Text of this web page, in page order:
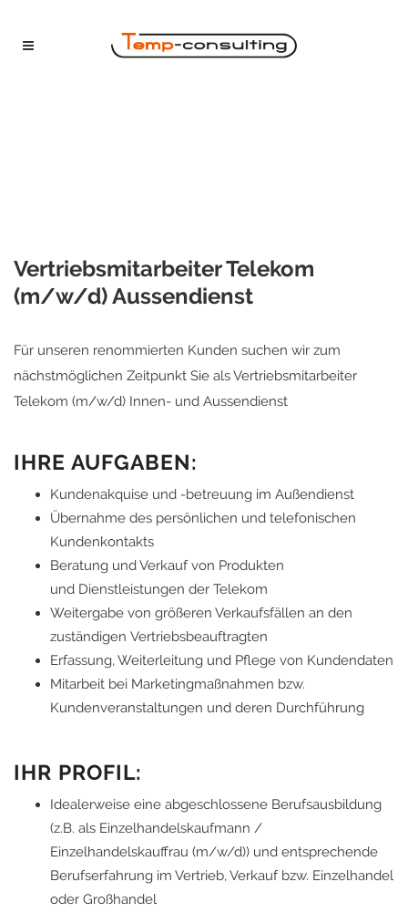
Vertriebsmitarbeiter Telekom
(m/w/d) Aussendienst
Für unseren renommierten Kunden suchen wir zum
nächstmöglichen Zeitpunkt Sie als Vertriebsmitarbeiter
Telekom (m/w/d) Innen- und Aussendienst
IHRE AUFGABEN:
Kundenakquise und -betreuung im Außendienst
Übernahme des persönlichen und telefonischen
Kundenkontakts
Beratung und Verkauf von Produkten
und Dienstleistungen der Telekom
Weitergabe von größeren Verkaufsfällen an den
zuständigen Vertriebsbeauftragten
Erfassung, Weiterleitung und Pflege von Kundendaten
Mitarbeit bei Marketingmaßnahmen bzw.
Kundenveranstaltungen und deren Durchführung
IHR PROFIL:
Idealerweise eine abgeschlossene Berufsausbildung
(z.B. als Einzelhandelskaufmann /
Einzelhandelskauffrau (m/w/d)) und entsprechende
Berufserfahrung im Vertrieb, Verkauf bzw. Einzelhandel
oder Großhandel